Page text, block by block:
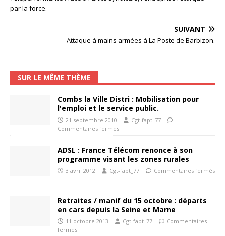
par la force.
SUIVANT
Attaque à mains armées à La Poste de Barbizon.
SUR LE MÊME THÈME
Combs la Ville Distri : Mobilisation pour
l'emploi et le service public.
21 septembre 2010
Cgt-fapt_77
Commentaires fermés
ADSL : France Télécom renonce à son
programme visant les zones rurales
3 avril 2012 Cgt-fapt_77 Commentaires fermés
Retraites / manif du 15 octobre : départs
en cars depuis la Seine et Marne
11 octobre 2013 Cgt-fapt_77
Commentaires
fermés